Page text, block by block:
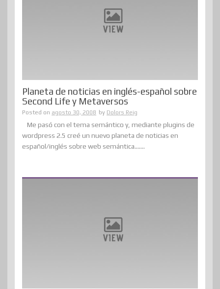
Planeta de noticias en inglés-español sobre
Second Life y Metaversos
Posted on agosto 30, 2008 by Dolors Reig
Me pasó con el tema semántico y, mediante plugins de
wordpress 2.5 creé un nuevo planeta de noticias en
español/inglés sobre web semántica.......